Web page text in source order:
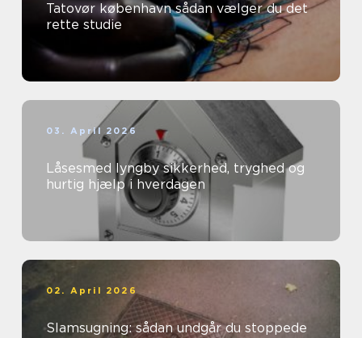
Tatovør københavn sådan vælger du det
rette studie
03. April 2026
Låsesmed lyngby sikkerhed, tryghed og
hurtig hjælp i hverdagen
02. April 2026
Slamsugning: sådan undgår du stoppede